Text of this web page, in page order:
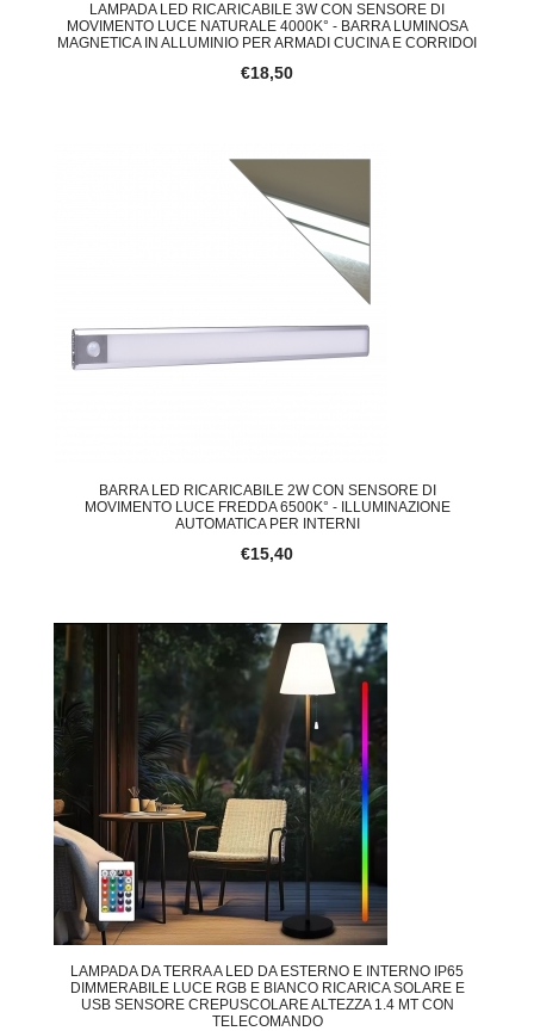
LAMPADA LED RICARICABILE 3W CON SENSORE DI
MOVIMENTO LUCE NATURALE 4000K° - BARRA LUMINOSA
MAGNETICA IN ALLUMINIO PER ARMADI CUCINA E CORRIDOI
€18,50
BARRA LED RICARICABILE 2W CON SENSORE DI
MOVIMENTO LUCE FREDDA 6500K° - ILLUMINAZIONE
AUTOMATICA PER INTERNI
€15,40
LAMPADA DA TERRA A LED DA ESTERNO E INTERNO IP65
DIMMERABILE LUCE RGB E BIANCO RICARICA SOLARE E
USB SENSORE CREPUSCOLARE ALTEZZA 1.4 MT CON
TELECOMANDO